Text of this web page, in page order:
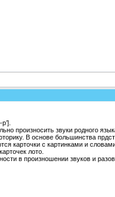
произносить звуки родного
В основе большинства
карточки с картинками и
лото.
в произношении звуков и